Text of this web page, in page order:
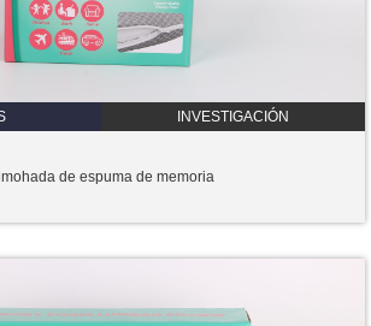
INVESTIGACIÓN
de espuma de memoria